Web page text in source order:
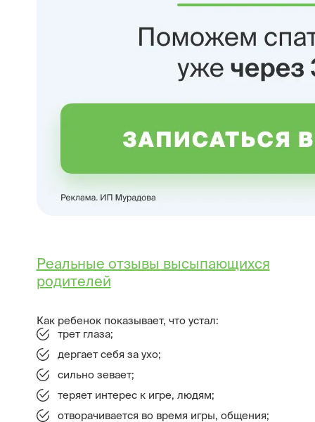
Реальные отзывы высыпающихся
родителей
Как ребенок показывает, что устал:
трет глаза;
дергает себя за ухо;
сильно зевает;
теряет интерес к игре, людям;
отворачивается во время игры, общения;